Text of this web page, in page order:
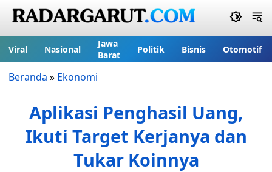
Viral Nasional
Jawa
Barat
Politik Bisnis Otomotif
Beranda » Ekonomi
Aplikasi Penghasil Uang,
Ikuti Target Kerjanya dan
Tukar Koinnya